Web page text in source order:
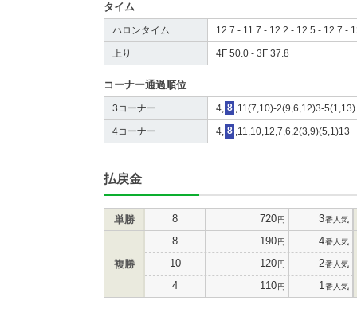
タイム
ハロンタイム 12.7 - 11.7 - 12.2 - 12.5 - 12.7 -
上り 4F 50.0 - 3F 37.8
コーナー通過順位
3コーナー 4, 8 ,11(7,10)-2(9,6,12)3-5(1,13)
4コーナー 4, 8 ,11,10,12,7,6,2(3,9)(5,1)13
払戻金
単勝 8 720円 3番人気
複勝
8 190円 4番人気
10 120円 2番人気
4 110円 1 番人気